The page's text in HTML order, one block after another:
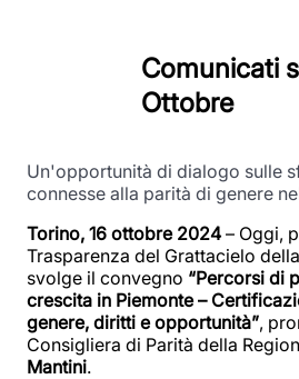
Comunicati
Ottobre
Un'opportunità di dialogo sulle
connesse alla parità di genere
Torino, 16 ottobre 2024 – Oggi,
Trasparenza del Grattacielo
svolge il convegno “Percorsi di
crescita in Piemonte –
genere, diritti e opportunità”,
Consigliera di Parità della
Mantini.